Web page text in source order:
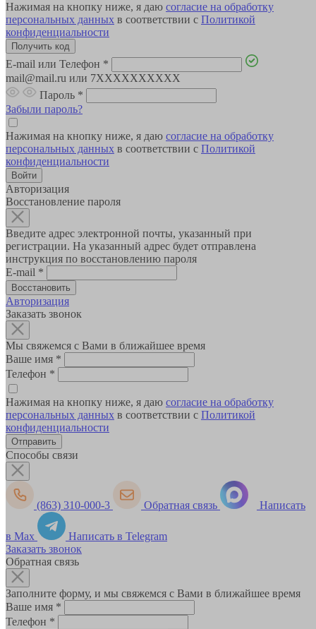
Нажимая на кнопку ниже, я даю согласие на обработку
персональных данных в соответствии с Политикой
конфиденциальности
E-mail или Телефон *
mail@mail.ru или 7XXXXXXXXXX
Пароль *
Забыли пароль?
Нажимая на кнопку ниже, я даю согласие на обработку
персональных данных в соответствии с Политикой
конфиденциальности
Авторизация
Восстановление пароля
Введите адрес электронной почты, указанный при
регистрации. На указанный адрес будет отправлена
инструкция по восстановлению пароля
E-mail *
Авторизация
Заказать звонок
Мы свяжемся с Вами в ближайшее время
Ваше имя *
Телефон *
Нажимая на кнопку ниже, я даю согласие на обработку
персональных данных в соответствии с Политикой
конфиденциальности
Способы связи
(863) 310-000-3 Обратная связь Написать
в Max
Написать в Telegram
Заказать звонок
Обратная связь
Заполните форму, и мы свяжемся с Вами в ближайшее время
Ваше имя *
Телефон *